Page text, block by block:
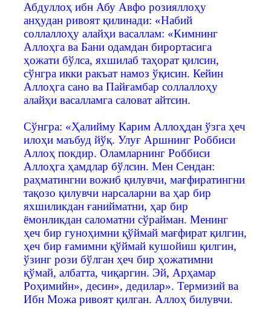
Абдуллоҳ ибн Абу Авфо розияллоҳу
анҳудан ривоят қилинади: «Набий
соллаллоҳу алайҳи васаллам: «Кимнинг
Аллоҳга ва Бани одамдан бирортасига
ҳожати бўлса, яхшилаб таҳорат қилсин,
сўнгра икки ракъат намоз ўқисин. Кейин
Аллоҳга сано ва Пайғамбар соллаллоҳу
алайҳи васалламга саловат айтсин.
Сўнгра: «Ҳалийму Карим Аллоҳдан ўзга ҳеч
илоҳи маъбуд йўқ. Улуғ Аршнинг Роббиси
Аллоҳ покдир. Оламларнинг Роббиси
Аллоҳга ҳамдлар бўлсин. Мен Сендан:
раҳматингни вожиб қилувчи, мағфиратингни
тақозо қилувчи нарсаларни ва ҳар бир
яхшиликдан ғанийматни, ҳар бир
ёмонликдан саломатни сўрайман. Менинг
ҳеч бир гуноҳимни қўймай мағфират қилгин,
ҳеч бир ғамимни қўймай кушойиш қилгин,
ўзинг рози бўлган ҳеч бир ҳожатимни
қўмай, албатта, чиқаргин. Эй, Арҳамар
Роҳимийн», десин», дедилар». Термизий ва
Ибн Можа ривоят қилган. Аллоҳ билувчи.